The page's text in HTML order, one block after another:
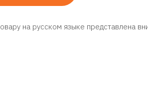
на русском языке представлена